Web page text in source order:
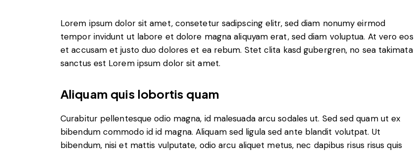
Lorem ipsum dolor sit amet, consetetur sadipscing elitr, sed diam nonumy eirmod
tempor invidunt ut labore et dolore magna aliquyam erat, sed diam voluptua. At vero eos
et accusam et justo duo dolores et ea rebum. Stet clita kasd gubergren, no sea takimata
sanctus est Lorem ipsum dolor sit amet.
Aliquam quis lobortis quam
Curabitur pellentesque odio magna, id malesuada arcu sodales ut. Sed sed quam ut ex
bibendum commodo id id magna. Aliquam sed ligula sed ante blandit volutpat. Ut
bibendum, nisi et mattis vulputate, odio arcu aliquet metus, nec dapibus risus risus quis